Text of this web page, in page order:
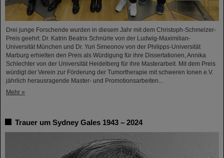
Drei junge Forschende wurden in diesem Jahr mit dem Christoph-Schmelzer-
Preis geehrt: Dr. Katrin Beatrix Schnürle von der Ludwig-Maximilian-
Universität München und Dr. Yuri Simeonov von der Philipps-Universität
Marburg erhielten den Preis als Würdigung für ihre Dissertationen, Annika
Schlechter von der Universität Heidelberg für ihre Masterarbeit. Mit dem Preis
würdigt der Verein zur Förderung der Tumortherapie mit schweren Ionen e.V.
jährlich herausragende Master- und Promotionsarbeiten...
Mehr »
Trauer um Sydney Gales 1943 – 2024